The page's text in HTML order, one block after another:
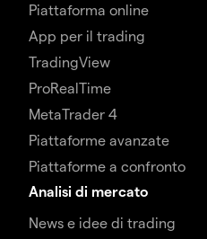
Piattaforma online
App per il trading
TradingView
ProRealTime
MetaTrader 4
Piattaforme avanzate
Piattaforme a confronto
Analisi di mercato
News e idee di trading